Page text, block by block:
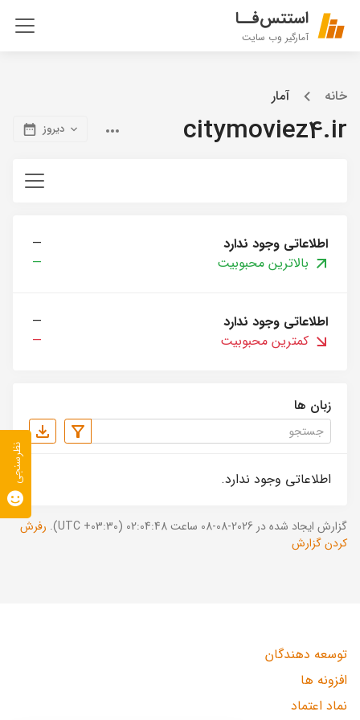
استتس‌فــا
آمارگیر وب سایت
خانه آمار
citymoviez4.ir دیروز
اطلاعاتی وجود ندارد
—
بالاترین محبوبیت
—
اطلاعاتی وجود ندارد
—
کمترین محبوبیت
—
زبان ها
اطلاعاتی وجود ندارد.
گزارش ایجاد شده در 2026-08-08 ساعت 02:04:48 (UTC +03:30).
رفرش
کردن گزارش
توسعه دهندگان
افزونه ها
نماد اعتماد
نظرسنجی